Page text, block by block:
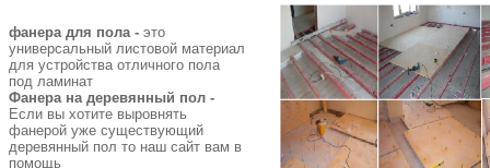
фанера для пола - это
универсальный листовой материал
для устройства отличного пола
под ламинат
Фанера на деревянный пол -
Если вы хотите выровнять
фанерой уже существующий
деревянный пол то наш сайт вам в
помощь